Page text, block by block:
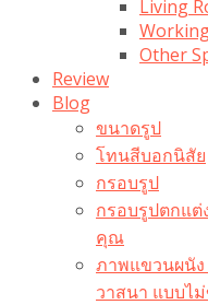
Living
Other
Review
Blog
ขนาดรูป
โทนสีบอกนิสัย
กรอบรูป
กรอบรูปตกแต่
คุณ
ภาพแขวนผนัง
วาสนา แบบไ